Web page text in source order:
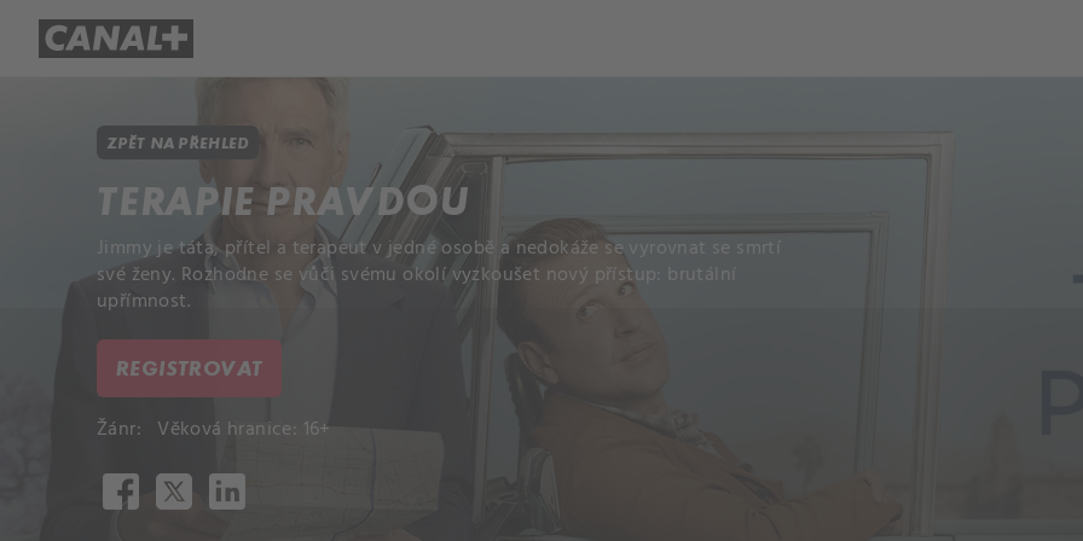
ZPĚT NA PŘEHLED
TERAPIE PRAVDOU
Jimmy je táta, přítel a terapeut v jedné osobě a nedokáže se vyrovnat se smrtí
své ženy. Rozhodne se vůči svému okolí vyzkoušet nový přístup: brutální
upřímnost.
REGISTROVAT
Žánr: Věková hranice: 16+